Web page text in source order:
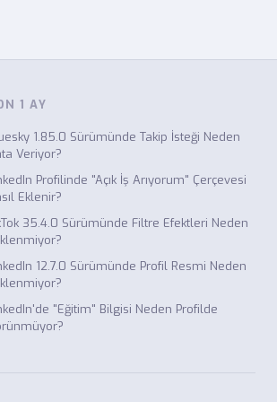
1 AY
1.85.0 Sürümünde Takip İsteği Neden
Veriyor?
Profilinde "Açık İş Arıyorum" Çerçevesi
Eklenir?
35.4.0 Sürümünde Filtre Efektleri Neden
12.7.0 Sürümünde Profil Resmi Neden
"Eğitim" Bilgisi Neden Profilde